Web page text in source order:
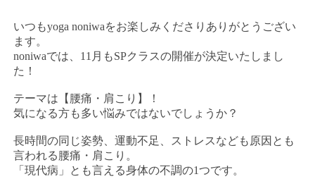
いつもyoga noniwaをお楽しみくださりありがとうござい
ます。
noniwaでは、11月もSPクラスの開催が決定いたしまし
た！
テーマは【腰痛・肩こり】！
気になる方も多い悩みではないでしょうか？
長時間の同じ姿勢、運動不足、ストレスなども原因とも
言われる腰痛・肩こり。
「現代病」とも言える身体の不調の1つです。